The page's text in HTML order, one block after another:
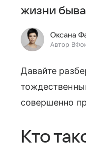
жизни
Оксана
Автор
Давайте
совершенно
Кто